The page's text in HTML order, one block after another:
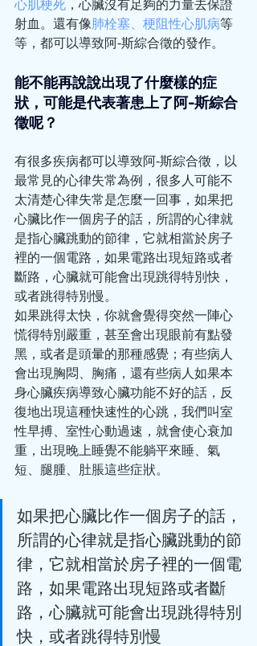
心肌梗死 ，心臟沒有足夠的力量去保證
射血。還有像肺栓塞、梗阻性心肌病等
等，都可以導致阿-斯綜合徵的發作。
能不能再說說出現了什麼樣的症
狀，可能是代表著患上了阿-斯綜合
徵呢？
有很多疾病都可以導致阿-斯綜合徵，以
最常見的心律失常為例，很多人可能不
太清楚心律失常是怎麼一回事，如果把
心臟比作一個房子的話，所謂的心律就
是指心臟跳動的節律，它就相當於房子
裡的一個電路，如果電路出現短路或者
斷路，心臟就可能會出現跳得特別快，
或者跳得特別慢。
如果跳得太快，你就會覺得突然一陣心
慌得特別嚴重，甚至會出現眼前有點發
黑，或者是頭暈的那種感覺；有些病人
會出現胸悶、胸痛，還有些病人如果本
身心臟疾病導致心臟功能不好的話，反
復地出現這種快速性的心跳，我們叫室
性早搏、室性心動過速，就會使心衰加
重，出現晚上睡覺不能躺平來睡、氣
短、腿腫、肚脹這些症狀。
如果把心臟比作一個房子的話，
所謂的心律就是指心臟跳動的節
律，它就相當於房子裡的一個電
路，如果電路出現短路或者斷
路，心臟就可能會出現跳得特別
快，或者跳得特別慢